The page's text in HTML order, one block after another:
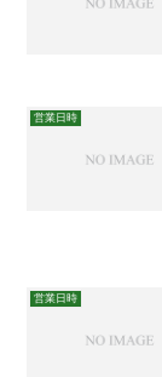
営業日時
営業日時